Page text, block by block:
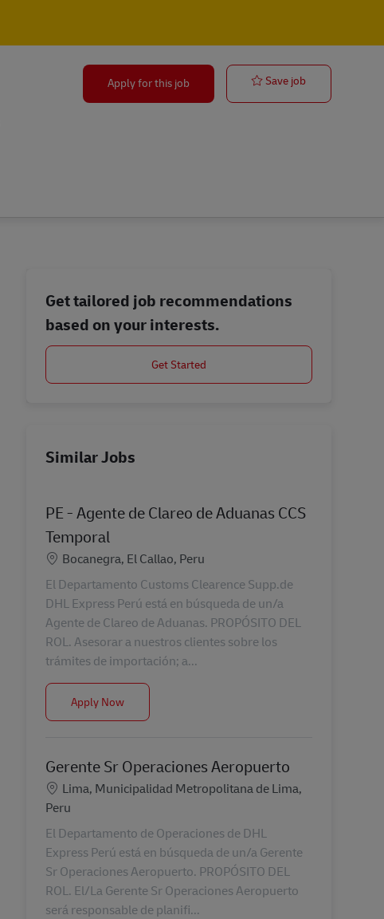
Apply for this job Save job
Get tailored job recommendations
based on your interests.
Get Started
Similar Jobs
PE - Agente de Clareo de Aduanas CCS
Temporal
Location
Bocanegra, El Callao, Peru
El Departamento Customs Clearence Supp.de
DHL Express Perú está en búsqueda de un/a
Agente de Clareo de Aduanas. PROPÓSITO DEL
ROL. Asesorar a nuestros clientes sobre los
trámites de importación; a...
Apply NowPE - Agente de Clareo de Aduanas CCS Temporal
Gerente Sr Operaciones Aeropuerto
Location
Lima, Municipalidad Metropolitana de Lima,
Peru
El Departamento de Operaciones de DHL
Express Perú está en búsqueda de un/a Gerente
Sr Operaciones Aeropuerto. PROPÓSITO DEL
ROL. El/La Gerente Sr Operaciones Aeropuerto
será responsable de planifi...